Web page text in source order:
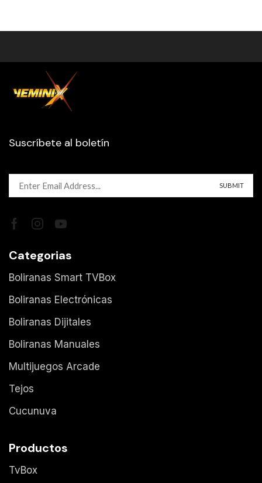
Suscríbete al boletín
Categorias
Boliranas Smart TVBox
Boliranas Electrónicas
Boliranas Dijitales
Boliranas Manuales
Multijuegos Arcade
Tejos
Cucunuva
Productos
TvBox